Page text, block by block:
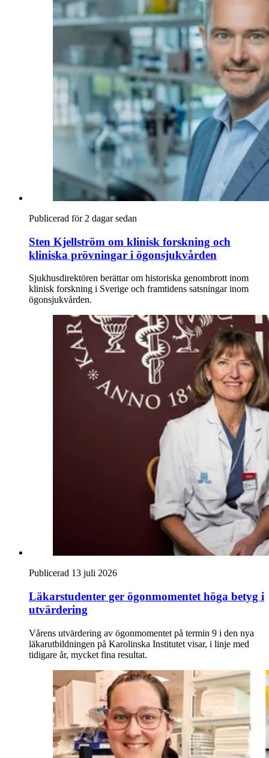
Publicerad för 2 dagar sedan
Sten Kjellström om klinisk forskning och
kliniska prövningar i ögonsjukvården
Sjukhusdirektören berättar om historiska genombrott inom
klinisk forskning i Sverige och framtidens satsningar inom
ögonsjukvården.
Publicerad 13 juli 2026
Läkarstudenter ger ögonmomentet höga betyg i
utvärdering
Vårens utvärdering av ögonmomentet på termin 9 i den nya
läkarutbildningen på Karolinska Institutet visar, i linje med
tidigare år, mycket fina resultat.